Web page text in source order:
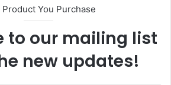
Product You Purchase
to our mailing list
new updates!